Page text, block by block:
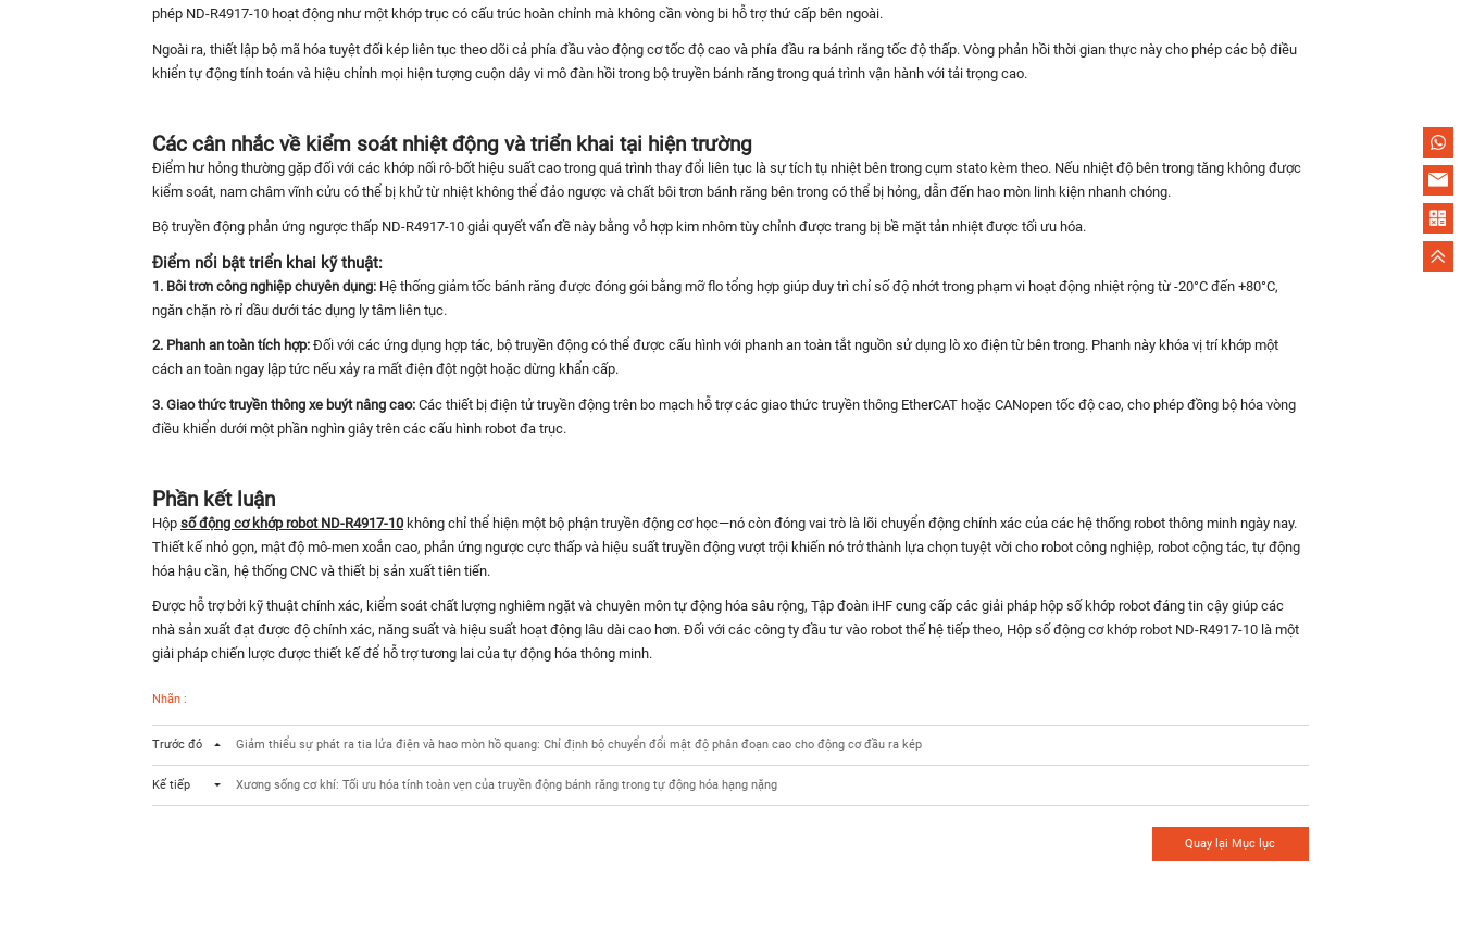
phép ND-R4917-10 hoạt động như một khớp trục có cấu trúc hoàn chỉnh mà không cần vòng bi hỗ trợ thứ cấp bên ngoài.
Ngoài ra, thiết lập bộ mã hóa tuyệt đối kép liên tục theo dõi cả phía đầu vào động cơ tốc độ cao và phía đầu ra bánh răng tốc độ thấp. Vòng phản hồi thời gian thực này cho phép các bộ điều
khiển tự động tính toán và hiệu chỉnh mọi hiện tượng cuộn dây vi mô đàn hồi trong bộ truyền bánh răng trong quá trình vận hành với tải trọng cao.
Các cân nhắc về kiểm soát nhiệt động và triển khai tại hiện trường
Điểm hư hỏng thường gặp đối với các khớp nối rô-bốt hiệu suất cao trong quá trình thay đổi liên tục là sự tích tụ nhiệt bên trong cụm stato kèm theo. Nếu nhiệt độ bên trong tăng không được
kiểm soát, nam châm vĩnh cửu có thể bị khử từ nhiệt không thể đảo ngược và chất bôi trơn bánh răng bên trong có thể bị hỏng, dẫn đến hao mòn linh kiện nhanh chóng.
Bộ truyền động phản ứng ngược thấp ND-R4917-10 giải quyết vấn đề này bằng vỏ hợp kim nhôm tùy chỉnh được trang bị bề mặt tản nhiệt được tối ưu hóa.
Điểm nổi bật triển khai kỹ thuật:
1. Bôi trơn công nghiệp chuyên dụng: Hệ thống giảm tốc bánh răng được đóng gói bằng mỡ flo tổng hợp giúp duy trì chỉ số độ nhớt trong phạm vi hoạt động nhiệt rộng từ -20°C đến +80°C,
ngăn chặn rò rỉ dầu dưới tác dụng ly tâm liên tục.
2. Phanh an toàn tích hợp: Đối với các ứng dụng hợp tác, bộ truyền động có thể được cấu hình với phanh an toàn tắt nguồn sử dụng lò xo điện từ bên trong. Phanh này khóa vị trí khớp một
cách an toàn ngay lập tức nếu xảy ra mất điện đột ngột hoặc dừng khẩn cấp.
3. Giao thức truyền thông xe buýt nâng cao: Các thiết bị điện tử truyền động trên bo mạch hỗ trợ các giao thức truyền thông EtherCAT hoặc CANopen tốc độ cao, cho phép đồng bộ hóa vòng
điều khiển dưới một phần nghìn giây trên các cấu hình robot đa trục.
Phần kết luận
Hộp số động cơ khớp robot ND-R4917-10 không chỉ thể hiện một bộ phận truyền động cơ học—nó còn đóng vai trò là lõi chuyển động chính xác của các hệ thống robot thông minh ngày nay.
Thiết kế nhỏ gọn, mật độ mô-men xoắn cao, phản ứng ngược cực thấp và hiệu suất truyền động vượt trội khiến nó trở thành lựa chọn tuyệt vời cho robot công nghiệp, robot cộng tác, tự động
hóa hậu cần, hệ thống CNC và thiết bị sản xuất tiên tiến.
Được hỗ trợ bởi kỹ thuật chính xác, kiểm soát chất lượng nghiêm ngặt và chuyên môn tự động hóa sâu rộng, Tập đoàn iHF cung cấp các giải pháp hộp số khớp robot đáng tin cậy giúp các
nhà sản xuất đạt được độ chính xác, năng suất và hiệu suất hoạt động lâu dài cao hơn. Đối với các công ty đầu tư vào robot thế hệ tiếp theo, Hộp số động cơ khớp robot ND-R4917-10 là một
giải pháp chiến lược được thiết kế để hỗ trợ tương lai của tự động hóa thông minh.
Nhãn :
Trước đó Giảm thiểu sự phát ra tia lửa điện và hao mòn hồ quang: Chỉ định bộ chuyển đổi mật độ phân đoạn cao cho động cơ đầu ra kép
Kế tiếp Xương sống cơ khí: Tối ưu hóa tính toàn vẹn của truyền động bánh răng trong tự động hóa hạng nặng
Quay lại Mục lục